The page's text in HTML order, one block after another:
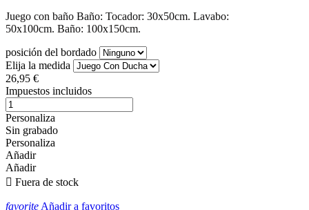
Juego con baño Baño: Tocador: 30x50cm. Lavabo:
50x100cm. Baño: 100x150cm.
posición del bordado
Elija la medida
26,95 €
Impuestos incluidos
Personaliza
Sin grabado
Personaliza
Añadir
Añadir
 Fuera de stock
favoriteAñadir a favoritos